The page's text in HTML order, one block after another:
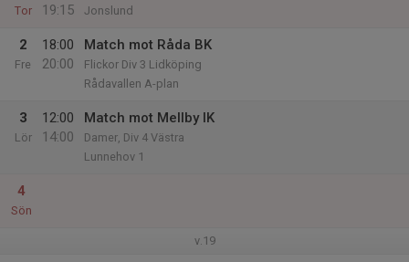
Tor
19:15
Jonslund
2
Fre
18:00
20:00
Match mot Råda BK
Flickor Div 3 Lidköping
Rådavallen A-plan
3
Lör
12:00
14:00
Match mot Mellby IK
Damer, Div 4 Västra
Lunnehov 1
4
Sön
v.19